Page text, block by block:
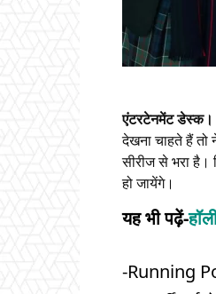
एंटरटेनमेंट डेस्क।
देखना चाहते हैं
सीरीज से भरा
हो जायेंगे।
यह भी पढ़ें-
-Running